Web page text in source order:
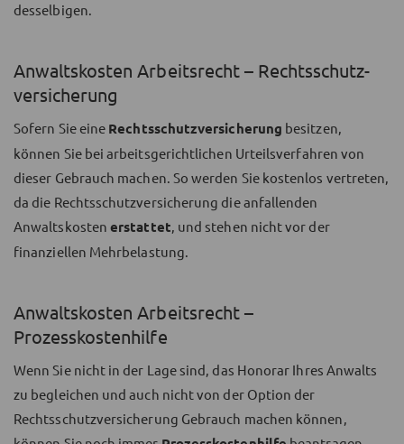
desselbigen.
Anwaltskosten Arbeitsrecht – Rechtsschutz­
versicherung
Sofern Sie eine Rechtsschutzversicherung besitzen,
können Sie bei arbeitsgerichtlichen Urteilsverfahren von
dieser Gebrauch machen. So werden Sie kostenlos vertreten,
da die Rechtsschutzversicherung die anfallenden
Anwaltskostenerstattet, und stehen nicht vor der
finanziellen Mehrbelastung.
Anwaltskosten Arbeitsrecht –
Prozesskostenhilfe
Wenn Sie nicht in der Lage sind, das Honorar Ihres Anwalts
zu begleichen und auch nicht von der Option der
Rechtsschutzversicherung Gebrauch machen können,